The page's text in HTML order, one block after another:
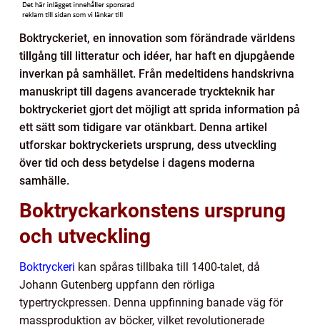
Boktryckeriet, en innovation som förändrade världens
tillgång till litteratur och idéer, har haft en djupgående
inverkan på samhället. Från medeltidens handskrivna
manuskript till dagens avancerade tryckteknik har
boktryckeriet gjort det möjligt att sprida information på
ett sätt som tidigare var otänkbart. Denna artikel
utforskar boktryckeriets ursprung, dess utveckling
över tid och dess betydelse i dagens moderna
samhälle.
Boktryckarkonstens ursprung
och utveckling
Boktryckeri kan spåras tillbaka till 1400-talet, då
Johann Gutenberg uppfann den rörliga
typertryckpressen. Denna uppfinning banade väg för
massproduktion av böcker, vilket revolutionerade